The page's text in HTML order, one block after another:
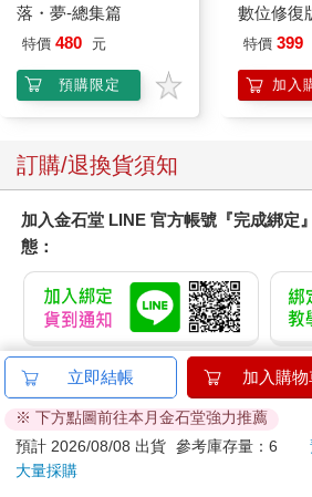
落・夢-總集篇
特價 480 元
預購限定
數位修復
特價 399
加入
訂購/退換貨須知
加入金石堂 LINE 官方帳號『完成綁定
態：
提醒您！！
金石堂及銀行均不會請您操作ATM! 如接
ATM提款機，請不要聽從指示，以免受
退換貨須知：
立即結帳 加入購物
※ 下方點圖前往本月金石堂強力推薦
預計 2026/08/08 出貨 參考庫存量：6
大量採購